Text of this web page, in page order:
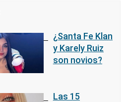
¿Santa Fe Klan
y Karely Ruiz
son novios?
Las 15